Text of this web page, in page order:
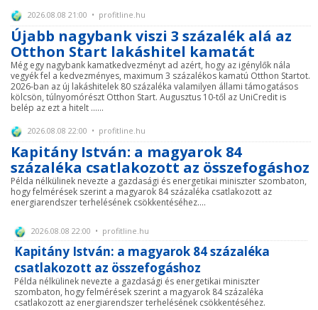
2026.08.08 21:00 • profitline.hu
Újabb nagybank viszi 3 százalék alá az
Otthon Start lakáshitel kamatát
Még egy nagybank kamatkedvezményt ad azért, hogy az igénylők nála
vegyék fel a kedvezményes, maximum 3 százalékos kamatú Otthon Startot.
2026-ban az új lakáshitelek 80 százaléka valamilyen állami támogatásos
kölcsön, túlnyomórészt Otthon Start. Augusztus 10-től az UniCredit is
belép az ezt a hitelt ......
2026.08.08 22:00 • profitline.hu
Kapitány István: a magyarok 84
százaléka csatlakozott az összefogáshoz
Példa nélkülinek nevezte a gazdasági és energetikai miniszter szombaton,
hogy felmérések szerint a magyarok 84 százaléka csatlakozott az
energiarendszer terhelésének csökkentéséhez....
2026.08.08 22:00 • profitline.hu
Kapitány István: a magyarok 84 százaléka
csatlakozott az összefogáshoz
Példa nélkülinek nevezte a gazdasági és energetikai miniszter
szombaton, hogy felmérések szerint a magyarok 84 százaléka
csatlakozott az energiarendszer terhelésének csökkentéséhez.